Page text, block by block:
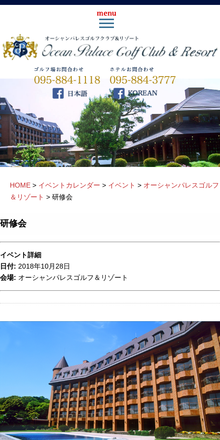
HOME > イベントカレンダー > イベント > オーシャンパレスゴルフ
＆リゾート > 研修会
研修会
イベント詳細
日付: 2018年10月28日
会場: オーシャンパレスゴルフ＆リゾート